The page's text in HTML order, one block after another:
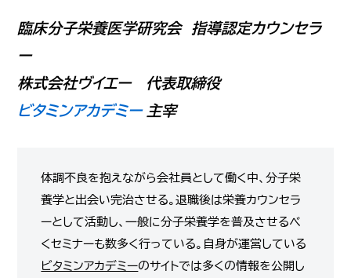
臨床分子栄養医学研究会 指導認定カウンセラ
ー
株式会社ヴイエー 代表取締役
ビタミンアカデミー 主宰
体調不良を抱えながら会社員として働く中、分子栄
養学と出会い完治させる。退職後は栄養カウンセラ
ーとして活動し、一般に分子栄養学を普及させるべ
くセミナーも数多く行っている。自身が運営している
ビタミンアカデミーのサイトでは多くの情報を公開し